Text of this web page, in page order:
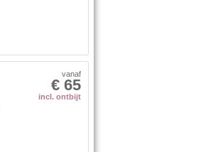
€ 65
vanaf
incl. ontbijt